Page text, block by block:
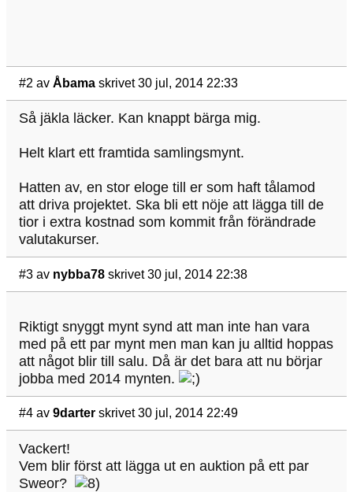
#2 av Åbama skrivet 30 jul, 2014 22:33
Så jäkla läcker. Kan knappt bärga mig.
Helt klart ett framtida samlingsmynt.
Hatten av, en stor eloge till er som haft tålamod
att driva projektet. Ska bli ett nöje att lägga till de
tior i extra kostnad som kommit från förändrade
valutakurser.
#3 av nybba78 skrivet 30 jul, 2014 22:38
Riktigt snyggt mynt synd att man inte han vara
med på ett par mynt men man kan ju alltid hoppas
att något blir till salu. Då är det bara att nu börjar
jobba med 2014 mynten.
#4 av 9darter skrivet 30 jul, 2014 22:49
Vackert!
Vem blir först att lägga ut en auktion på ett par
Sweor?